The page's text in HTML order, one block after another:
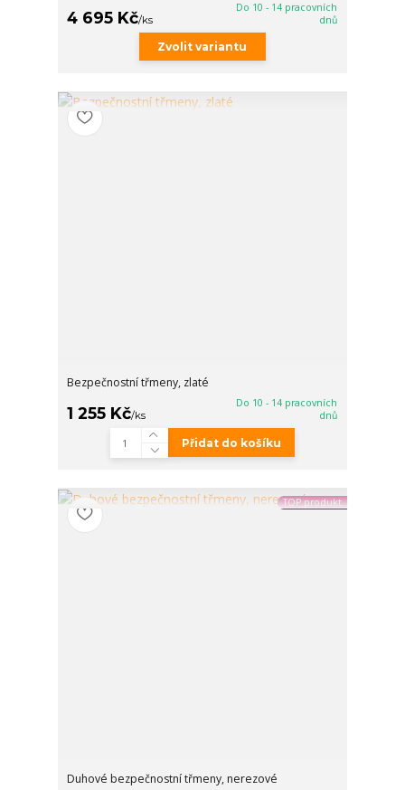
4 695 Kč/ks
Do 10 - 14 pracovních
dnů
Zvolit variantu
Bezpečnostní třmeny, zlaté
1 255 Kč/ks
Do 10 - 14 pracovních
dnů
Přidat do košíku
TOP produkt
Duhové bezpečnostní třmeny, nerezové